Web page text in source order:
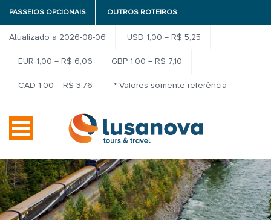
PASSEIOS OPCIONAIS OUTROS ROTEIROS
Atualizado a 2026-08-06 USD 1,00 = R$ 5,25
EUR 1,00 = R$ 6,06 GBP 1,00 = R$ 7,10
CAD 1,00 = R$ 3,76 * Valores somente referência